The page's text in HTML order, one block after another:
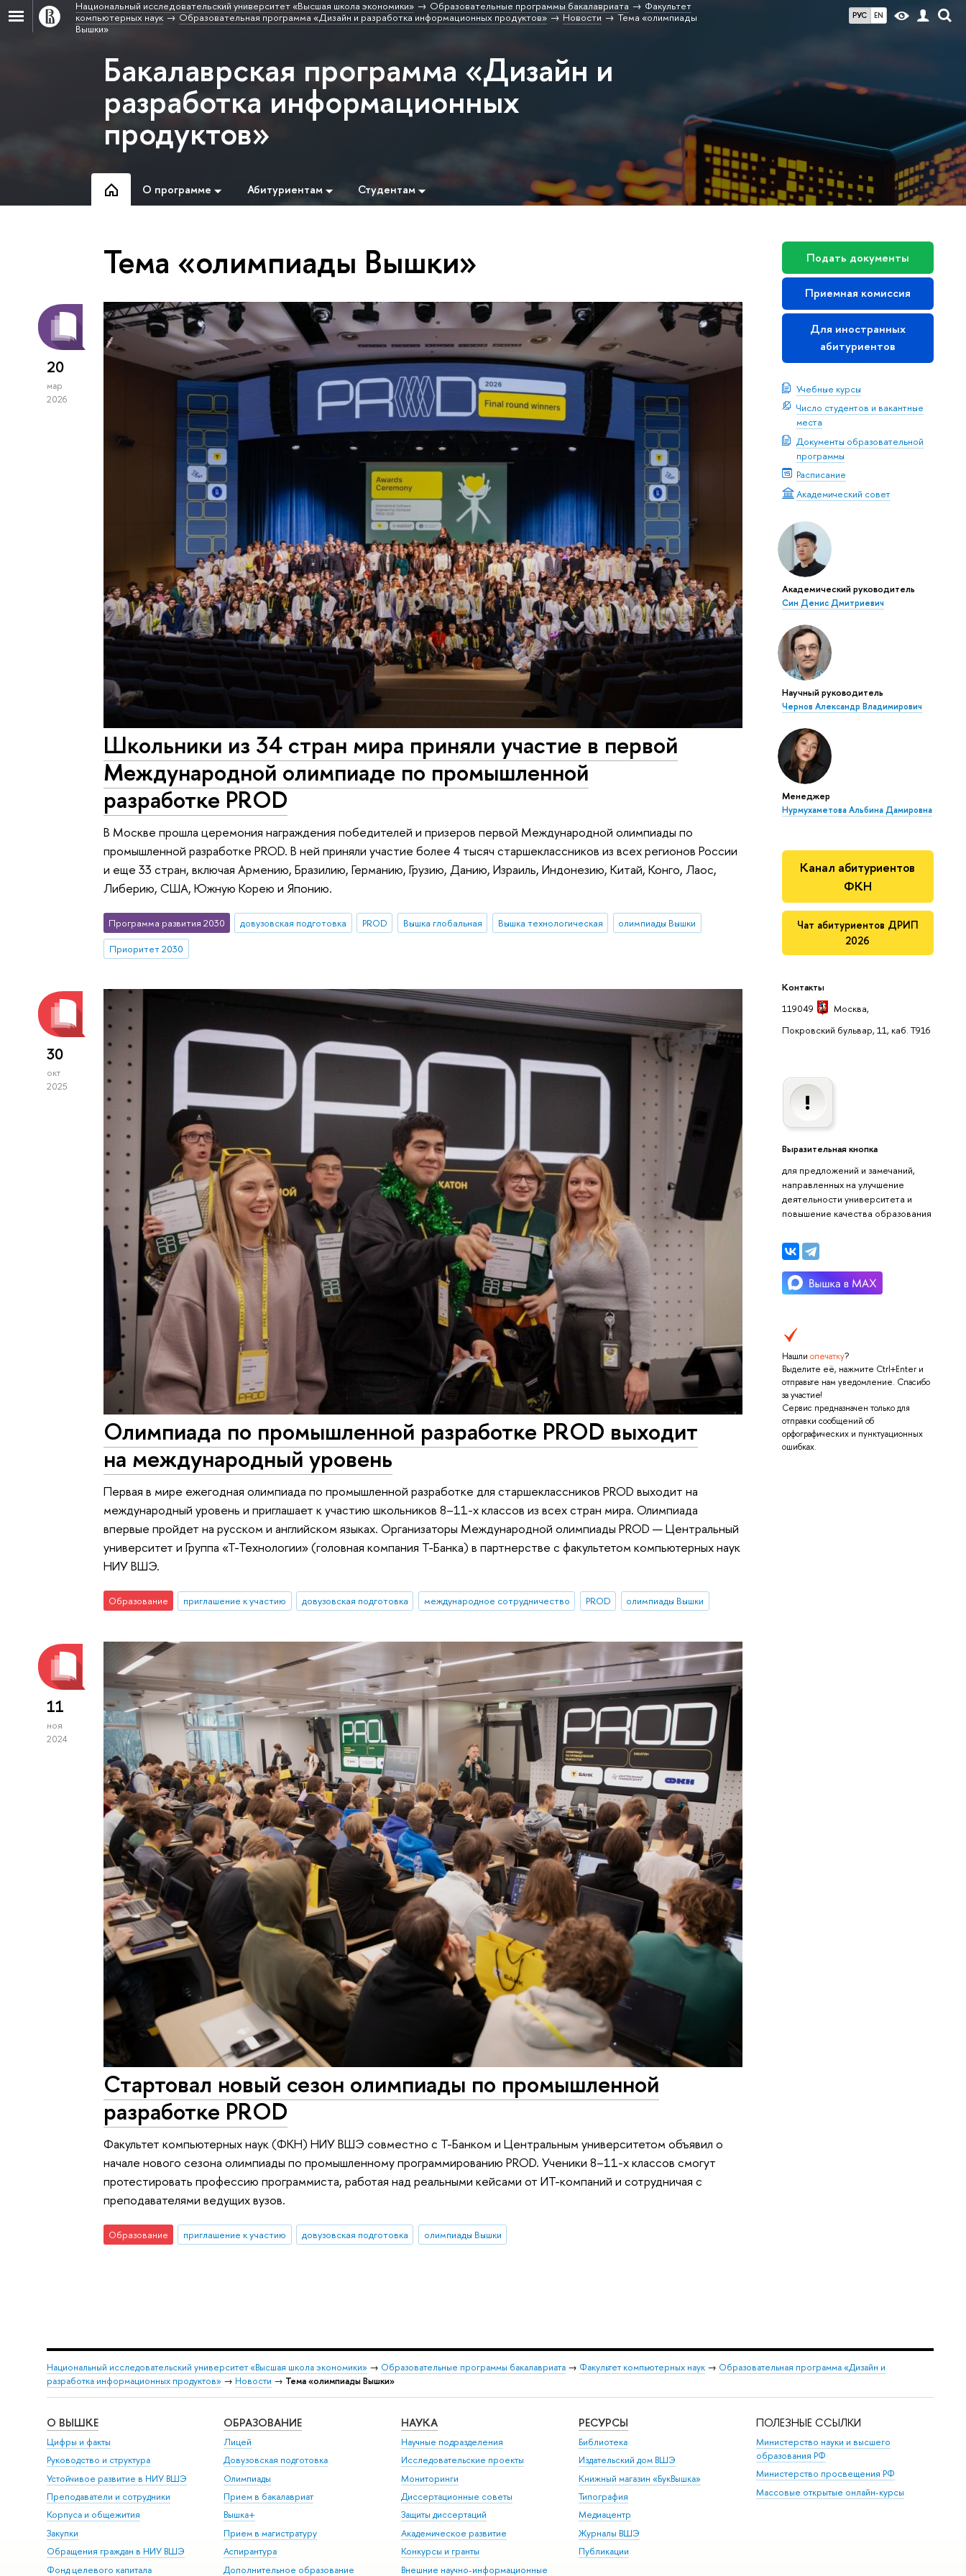
РУС EN
Национальный исследовательский университет «Высшая школа экономики» Образовательные программы бакалавриата
Факультет
компьютерных наук
Образовательная программа «Дизайн и разработка информационных продуктов» Новости
Тема «олимпиады
Вышки»
Бакалаврская программа «Дизайн и
разработка информационных
продуктов»
О программе Абитуриентам Студентам
Подать документы
Приемная комиссия
Для иностранных
абитуриентов
Учебные курсы
Число студентов и вакантные
места
Документы образовательной
программы
Расписание
Академический совет
Академический руководитель
Син Денис Дмитриевич
Научный руководитель
Чернов Александр Владимирович
Менеджер
Нурмухаметова Альбина Дамировна
Канал абитуриентов
ФКН
Чат абитуриентов ДРИП
2026
Контакты
119049
Москва,
Покровский бульвар, 11, каб. T916
Выразительная кнопка
для предложений и замечаний,
направленных на улучшение
деятельности университета и
повышение качества образования
Нашли опечатку?
Выделите её, нажмите Ctrl+Enter и
отправьте нам уведомление. Спасибо
за участие!
Сервис предназначен только для
отправки сообщений об
орфографических и пунктуационных
ошибках.
Тема «олимпиады Вышки»
20
мар
2026
Школьники из 34 стран мира приняли участие в первой
Международной олимпиаде по промышленной
разработке PROD
В Москве прошла церемония награждения победителей и призеров первой Международной олимпиады по
промышленной разработке PROD. В ней приняли участие более 4 тысяч старшеклассников из всех регионов России
и еще 33 стран, включая Армению, Бразилию, Германию, Грузию, Данию, Израиль, Индонезию, Китай, Конго, Лаос,
Либерию, США, Южную Корею и Японию.
Программа развития 2030 довузовская подготовка PROD Вышка глобальная Вышка технологическая
олимпиады Вышки
Приоритет 2030
30
окт
2025
Олимпиада по промышленной разработке PROD выходит
на международный уровень
Первая в мире ежегодная олимпиада по промышленной разработке для старшеклассников PROD выходит на
международный уровень и приглашает к участию школьников 8–11-х классов из всех стран мира. Олимпиада
впервые пройдет на русском и английском языках. Организаторы Международной олимпиады PROD — Центральный
университет и Группа «Т-Технологии» (головная компания Т-Банка) в партнерстве с факультетом компьютерных наук
НИУ ВШЭ.
Образование приглашение к участию довузовская подготовка международное сотрудничество PROD олимпиады Вышки
11
ноя
2024
Стартовал новый сезон олимпиады по промышленной
разработке PROD
Факультет компьютерных наук (ФКН) НИУ ВШЭ совместно с Т-Банком и Центральным университетом объявил о
начале нового сезона олимпиады по промышленному программированию PROD. Ученики 8–11-х классов смогут
протестировать профессию программиста, работая над реальными кейсами от ИТ-компаний и сотрудничая с
преподавателями ведущих вузов.
Образование приглашение к участию довузовская подготовка олимпиады Вышки
Национальный исследовательский университет «Высшая школа экономики» → Образовательные программы бакалавриата→ Факультет компьютерных наук→ Образовательная программа «Дизайн и
разработка информационных продуктов» → Новости → Тема «олимпиады Вышки»
О ВЫШКЕ
Цифры и факты
Руководство и структура
Устойчивое развитие в НИУ ВШЭ
Преподаватели и сотрудники
Корпуса и общежития
Закупки
Обращения граждан в НИУ ВШЭ
Фонд целевого капитала
ОБРАЗОВАНИЕ
Лицей
Довузовская подготовка
Олимпиады
Прием в бакалавриат
Вышка+
Прием в магистратуру
Аспирантура
Дополнительное образование
НАУКА
Научные подразделения
Исследовательские проекты
Мониторинги
Диссертационные советы
Защиты диссертаций
Академическое развитие
Конкурсы и гранты
Внешние научно-информационные
РЕСУРСЫ
Библиотека
Издательский дом ВШЭ
Книжный магазин «БукВышка»
Типография
Медиацентр
Журналы ВШЭ
Публикации
ПОЛЕЗНЫЕ ССЫЛКИ
Министерство науки и высшего
образования РФ
Министерство просвещения РФ
Массовые открытые онлайн-курсы